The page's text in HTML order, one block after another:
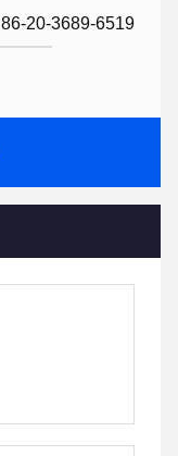
86-20-3689-6519